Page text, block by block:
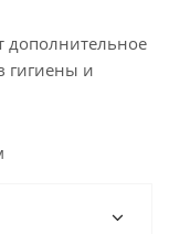
дополнительное
гигиены и